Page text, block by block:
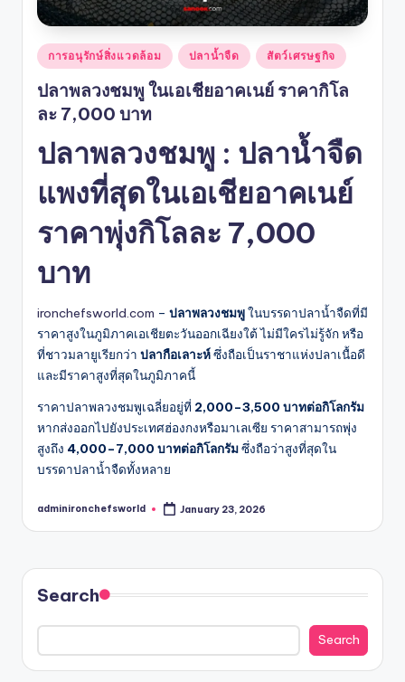
Posted
in
การอนุรักษ์สิ่งแวดล้อม ปลาน้ำจืด สัตว์เศรษฐกิจ
ปลาพลวงชมพู ในเอเชียอาคเนย์ ราคากิโล
ละ 7,000 บาท
ปลาพลวงชมพู : ปลาน้ำจืด
แพงที่สุดในเอเชียอาคเนย์
ราคาพุ่งกิโลละ 7,000
บาท
ironchefsworld.com – ปลาพลวงชมพูในบรรดาปลาน้ำจืดที่มี
ราคาสูงในภูมิภาคเอเชียตะวันออกเฉียงใต้ ไม่มีใครไม่รู้จัก หรือ
ที่ชาวมลายูเรียกว่า ปลากือเลาะห์ซึ่งถือเป็นราชาแห่งปลาเนื้อดี
และมีราคาสูงที่สุดในภูมิภาคนี้
ราคาปลาพลวงชมพูเฉลี่ยอยู่ที่ 2,000–3,500 บาทต่อกิโลกรัม
หากส่งออกไปยังประเทศฮ่องกงหรือมาเลเซีย ราคาสามารถพุ่ง
สูงถึง 4,000–7,000 บาทต่อกิโลกรัมซึ่งถือว่าสูงที่สุดใน
บรรดาปลาน้ำจืดทั้งหลาย
Posted
adminironchefsworld January 23, 2026
Search
Search